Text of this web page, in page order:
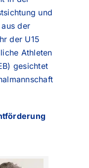
und
der
der U15
Athleten
gesichtet